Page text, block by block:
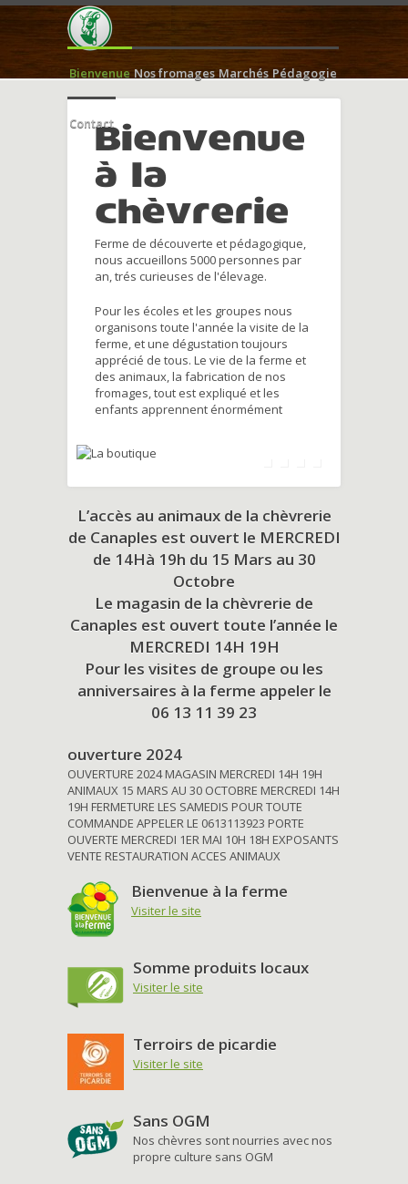
Bienvenue Nos fromages Marchés Pédagogie
ContactBienvenue
à la
chèvrerie
Ferme de découverte et pédagogique,
nous accueillons 5000 personnes par
an, trés curieuses de l'élevage.
Pour les écoles et les groupes nous
organisons toute l'année la visite de la
ferme, et une dégustation toujours
apprécié de tous. Le vie de la ferme et
des animaux, la fabrication de nos
fromages, tout est expliqué et les
enfants apprennent énormément
L’accès au animaux de la chèvrerie
de Canaples est ouvert le MERCREDI
de 14Hà 19h du 15 Mars au 30
Octobre
Le magasin de la chèvrerie de
Canaples est ouvert toute l’année le
MERCREDI 14H 19H
Pour les visites de groupe ou les
anniversaires à la ferme appeler le
06 13 11 39 23
ouverture 2024
OUVERTURE 2024 MAGASIN MERCREDI 14H 19H
ANIMAUX 15 MARS AU 30 OCTOBRE MERCREDI 14H
19H FERMETURE LES SAMEDIS POUR TOUTE
COMMANDE APPELER LE 0613113923 PORTE
OUVERTE MERCREDI 1ER MAI 10H 18H EXPOSANTS
VENTE RESTAURATION ACCES ANIMAUX
Bienvenue à la ferme
Visiter le site
Somme produits locaux
Visiter le site
Terroirs de picardie
Visiter le site
Sans OGM
Nos chèvres sont nourries avec nos
propre culture sans OGM